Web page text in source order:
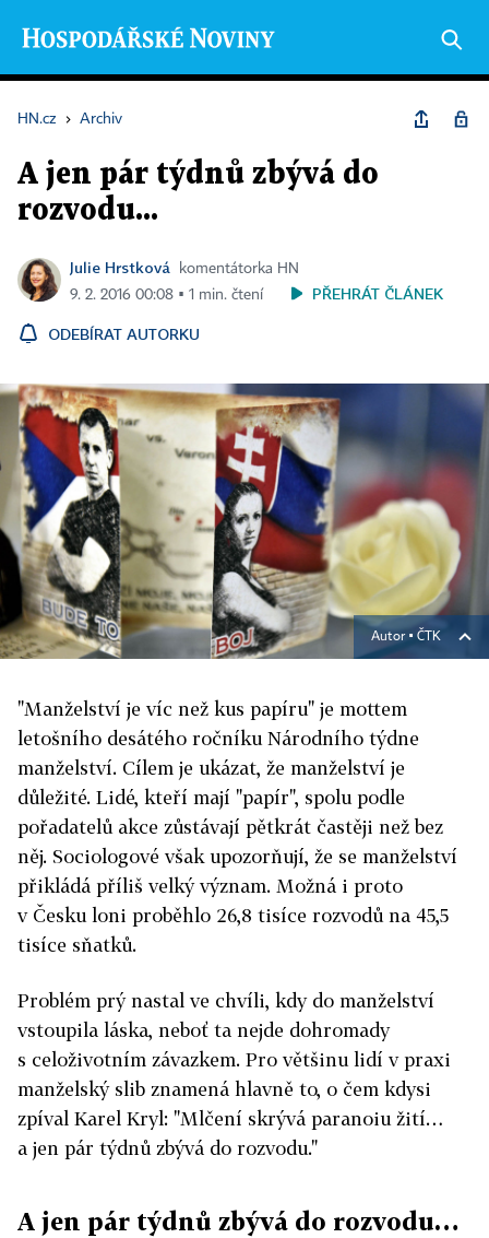
HN.cz › Archiv
A jen pár týdnů zbývá do
rozvodu...
Julie Hrstková
komentátorka HN
9. 2. 2016 00:08 ▪ 1 min. čtení
PŘEHRÁT ČLÁNEK
ODEBÍRAT AUTORKU
Autor ▪ ČTK
"Manželství je víc než kus papíru" je mottem
letošního desátého ročníku Národního týdne
manželství. Cílem je ukázat, že manželství je
důležité. Lidé, kteří mají "papír", spolu podle
pořadatelů akce zůstávají pětkrát častěji než bez
něj. Sociologové však upozorňují, že se manželství
přikládá příliš velký význam. Možná i proto
v Česku loni proběhlo 26,8 tisíce rozvodů na 45,5
tisíce sňatků.
Problém prý nastal ve chvíli, kdy do manželství
vstoupila láska, neboť ta nejde dohromady
s celoživotním závazkem. Pro většinu lidí v praxi
manželský slib znamená hlavně to, o čem kdysi
zpíval Karel Kryl: "Mlčení skrývá paranoiu žití…
a jen pár týdnů zbývá do rozvodu."
A jen pár týdnů zbývá do rozvodu…